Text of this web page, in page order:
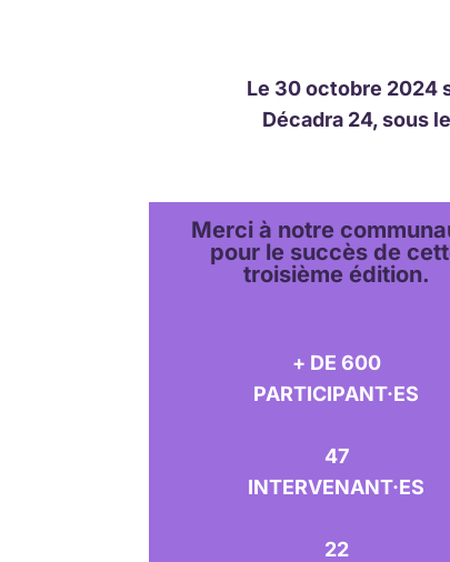
Le 30 octobre 2024
Décadra 24, sous
Mercià notre
pour le succès de
troisième édition.
+ DE 600
PARTICIPANT·ES
47
INTERVENANT·ES
22